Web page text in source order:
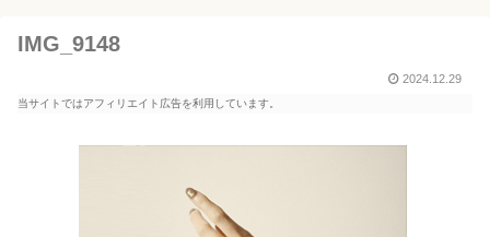
IMG_9148
2024.12.29
当サイトではアフィリエイト広告を利用しています。